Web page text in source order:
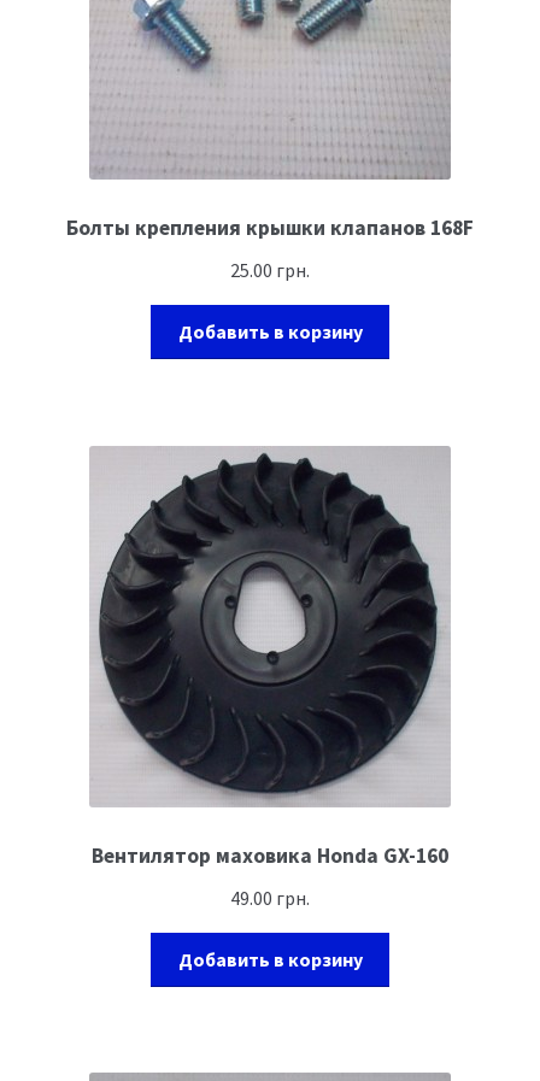
Болты крепления крышки клапанов 168F
25.00 грн.
Добавить в корзину
Вентилятор маховика Honda GX-160
49.00 грн.
Добавить в корзину